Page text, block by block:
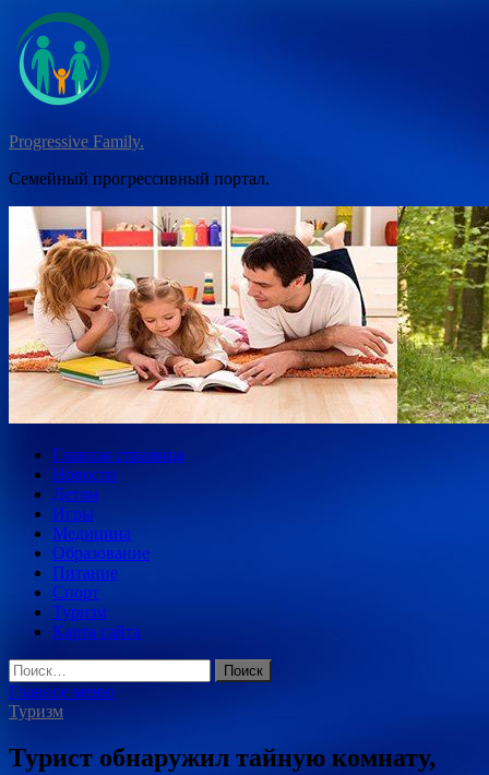
Перейти
содержимому
Progressive Family.
Семейный прогрессивный портал.
Главная страница
Новости
Детям
Игры
Медицина
Образование
Питание
Спорт
Туризм
Карта сайта
Найти:
Главное меню
Туризм
Турист обнаружил тайную комнату,